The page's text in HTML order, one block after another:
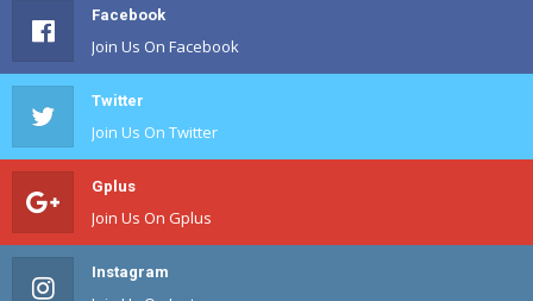
Facebook
Join Us On Facebook
Twitter
Join Us On Twitter
Gplus
Join Us On Gplus
Instagram